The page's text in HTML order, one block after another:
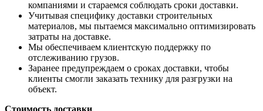
компаниями и стараемся соблюдать сроки доставки.
Учитывая специфику доставки строительных
материалов, мы пытаемся максимально оптимизировать
затраты на доставке.
Мы обеспечиваем клиентскую поддержку по
отслеживанию грузов.
Заранее предупреждаем о сроках доставки, чтобы
клиенты смогли заказать технику для разгрузки на
объект.
Стоимость доставки